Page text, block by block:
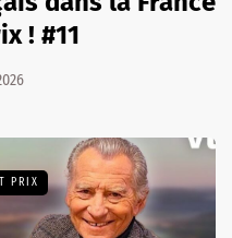
! #11
PRIX